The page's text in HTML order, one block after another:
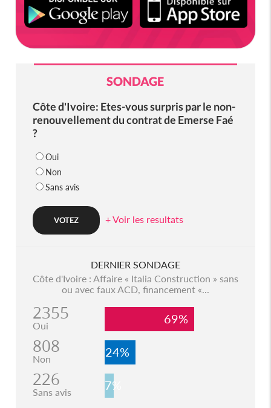
SONDAGE
Côte d'Ivoire: Etes-vous surpris par le non-
renouvellement du contrat de Emerse Faé
?
Oui
Non
Sans avis
+ Voir les resultats
DERNIER SONDAGE
Côte d'Ivoire : Affaire « Italia Construction » sans
ou avec faux ACD, financement «...
2355
Oui 69%
808
Non 24%
226
Sans avis 7%